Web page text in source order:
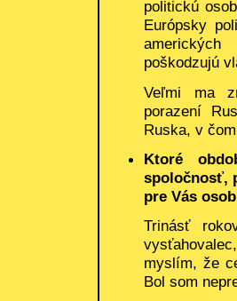
politickú
Európsky
poškodzujú
Veľmi ma
porazení
Ruska, v
Ktoré
spoločnosť,
pre Vás
Trinásť
myslím, že
Bol som